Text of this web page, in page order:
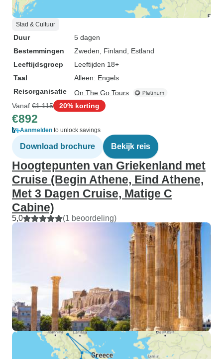
Stad & Cultuur
Duur
5 dagen
Bestemmingen
Zweden , Finland , Estland
Leeftijdsgroep
Leeftijden 18+
Taal
Alleen: Engels
Reisorganisatie
On The Go Tours
Vanaf €1.115 20% korting
€892
Aanmelden to unlock savings
Download brochure Bekijk reis
Hoogtepunten van Griekenland met
Cruise (Begin Athene, Eind Athene,
Met 3 Dagen Cruise, Matige C
Cabine)
5,0 (1 beoordeling)